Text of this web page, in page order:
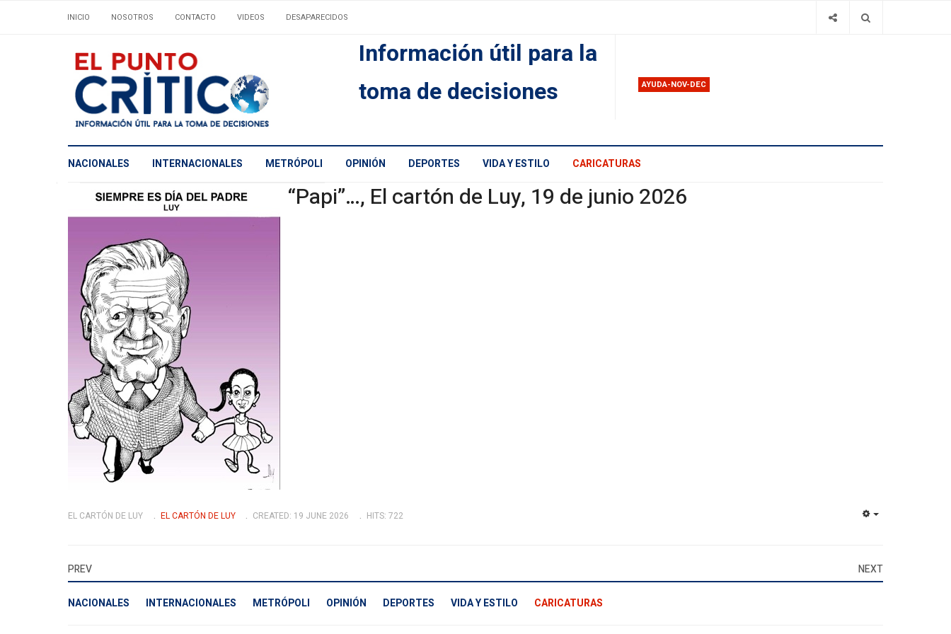
INICIO NOSOTROS CONTACTO VIDEOS DESAPARECIDOS
Información útil para la
toma de decisiones
AYUDA-NOV-DEC
NACIONALES INTERNACIONALES METRÓPOLI OPINIÓN DEPORTES VIDA Y ESTILO CARICATURAS
“Papi”…, El cartón de Luy, 19 de junio 2026
EL CARTÓN DE LUY EL CARTÓN DE LUY CREATED: 19 JUNE 2026 HITS: 722
PREV NEXT
NACIONALES INTERNACIONALES METRÓPOLI OPINIÓN DEPORTES VIDA Y ESTILO CARICATURAS